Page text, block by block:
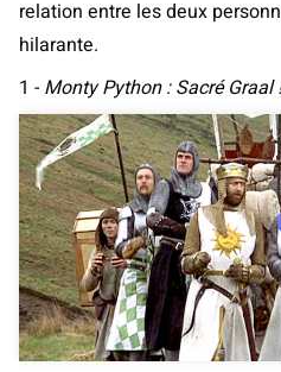
relation entre les deux
hilarante.
1 - Monty Python : Sacré Graal !